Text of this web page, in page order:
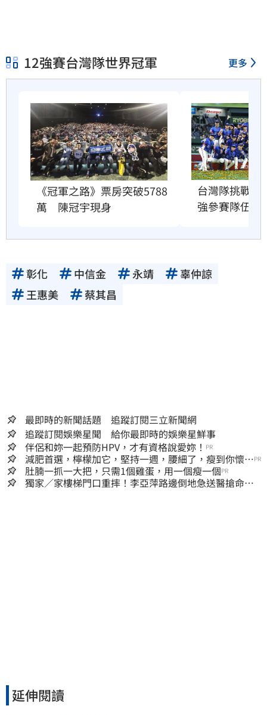
12強賽台灣隊世界冠軍 更多
《冠軍之路》票房突破5788
萬　陳冠宇現身
台灣隊挑戰衛
強參賽隊伍出
彰化 中信金 永靖
辜仲諒
王惠美
蔡其昌
最即時的新聞話題 追蹤訂閱三立新聞網
追蹤訂閱娛樂星聞 給你最即時的娛樂星鮮事
伴侶和妳一起預防HPV，才有資格說愛妳！ PR
減肥首選，檸檬加它，堅持一週，腰細了，瘦到你懷疑
人生
PR
肚腩一抓一大把，只需1個雞蛋，用一個瘦一個PR
獨家／家樓梯門口重摔！李亞萍路邊倒地急送醫搶命
延伸閱讀